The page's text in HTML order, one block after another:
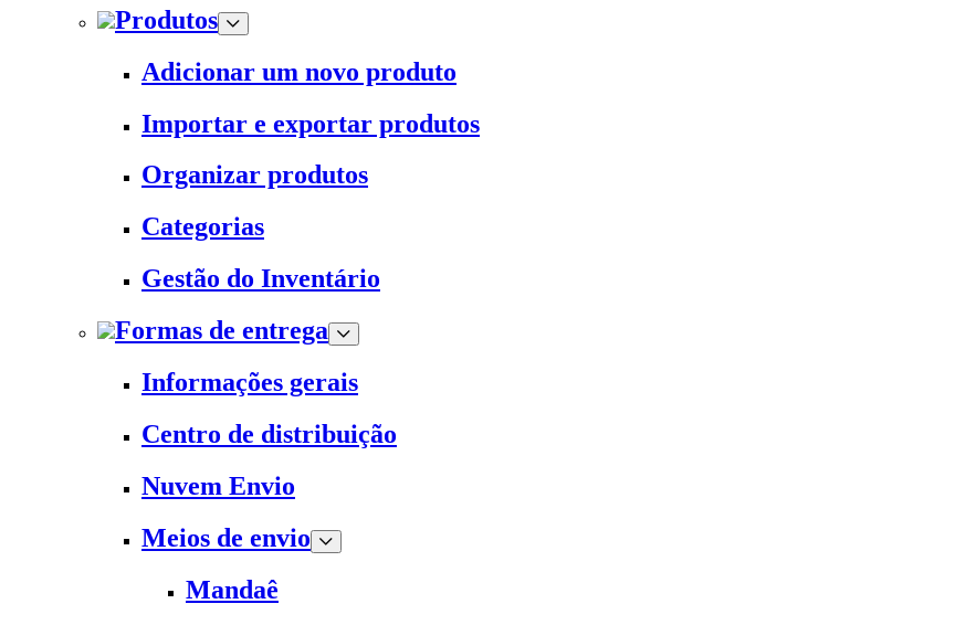
Produtos
Adicionar um novo produto
Importar e exportar produtos
Organizar produtos
Categorias
Gestão do Inventário
Formas de entrega
Informações gerais
Centro de distribuição
Nuvem Envio
Meios de envio
Mandaê